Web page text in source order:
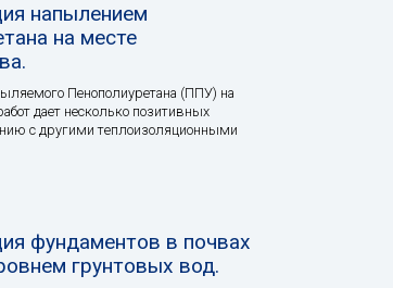
напылением
на месте
Пенополиуретана (ППУ) на
дает несколько позитивных
с другими теплоизоляционными
фундаментов в почвах
грунтовых вод.